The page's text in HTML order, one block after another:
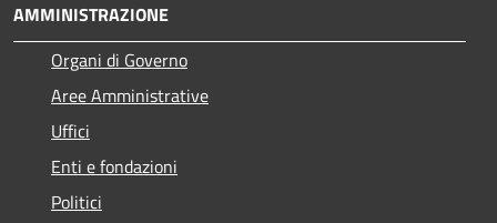
AMMINISTRAZIONE
Organi di Governo
Aree Amministrative
Uffici
Enti e fondazioni
Politici